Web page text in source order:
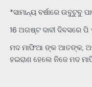
*ସାମାନ୍ୟ ବର୍ଷାରେ ଉବୁଟୁବୁ
16 ଅଗଷ୍ଟ ଦାବୀ ଦିବସରେ
ମଦ ମାଫିଆ ଙ୍କ ଆତଙ୍କ,
ହଇରାଣ ହେଲେ ନିଜେ ମଦ